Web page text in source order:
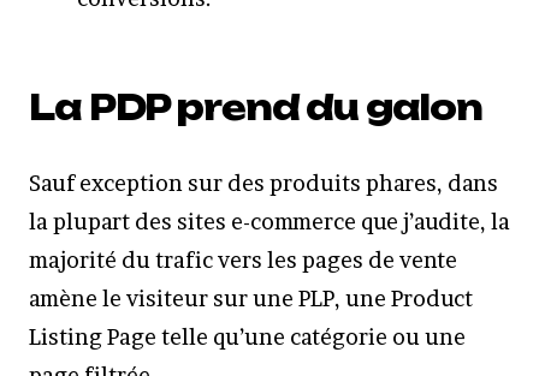
La PDP prend du galon
Sauf exception sur des produits phares, dans
la plupart des sites e-commerce que j’audite, la
majorité du trafic vers les pages de vente
amène le visiteur sur une PLP, une Product
Listing Page telle qu’une catégorie ou une